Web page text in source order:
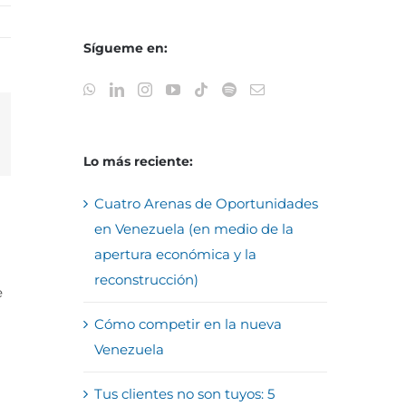
Sígueme en:
Lo más reciente:
Cuatro Arenas de Oportunidades
en Venezuela (en medio de la
apertura económica y la
reconstrucción)
Cómo competir en la nueva
Venezuela
Tus clientes no son tuyos: 5